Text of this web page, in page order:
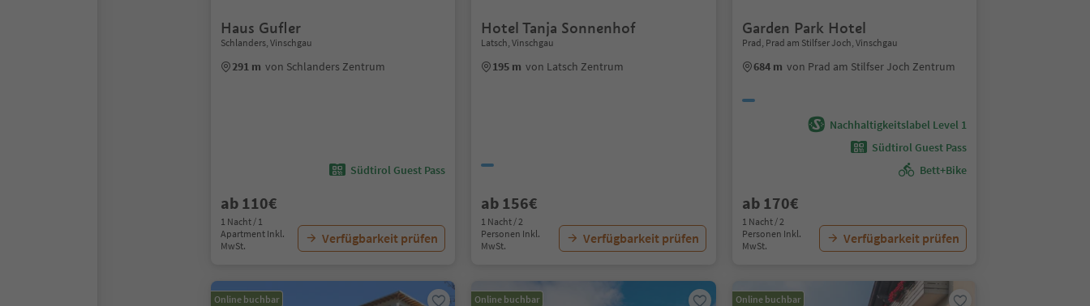
Haus Gufler
Schlanders, Vinschgau
291 m von Schlanders Zentrum
Südtirol Guest Pass
ab 110€
1 Nacht / 1
Apartment Inkl.
MwSt.
Verfügbarkeit prüfen
Hotel Tanja Sonnenhof
Latsch, Vinschgau
195 m von Latsch Zentrum
ab 156€
1 Nacht / 2
Personen Inkl.
MwSt.
Verfügbarkeit prüfen
Garden Park Hotel
Prad, Prad am Stilfser Joch, Vinschgau
684 m von Prad am Stilfser Joch Zentrum
Nachhaltigkeitslabel Level 1
Südtirol Guest Pass
Bett+Bike
ab 170€
1 Nacht / 2
Personen Inkl.
MwSt.
Verfügbarkeit prüfen
Online buchbar Online buchbar Online buchbar